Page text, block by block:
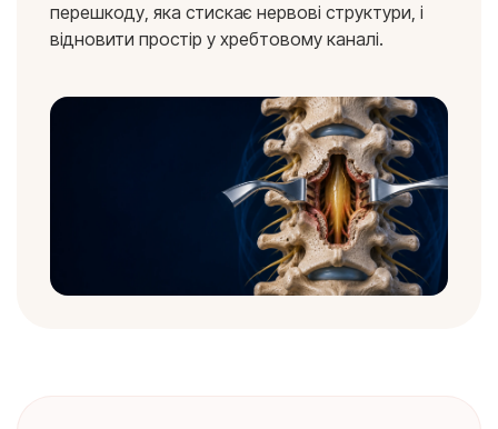
перешкоду, яка стискає нервові структури, і
відновити простір у хребтовому каналі.